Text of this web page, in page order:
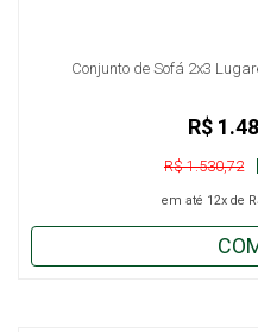
Conjunto de Sofá 2x3
R$ 1.530,72
em até 12x de
R$